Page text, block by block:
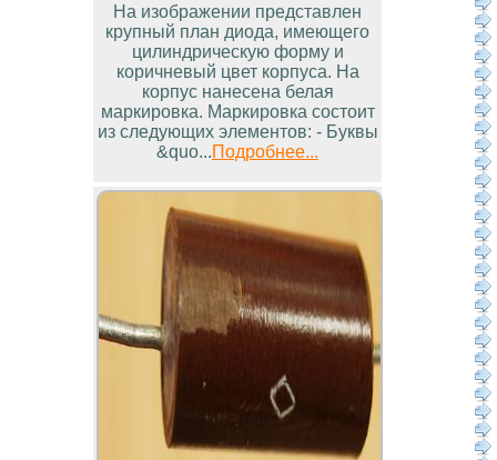
На изображении представлен
крупный план диода, имеющего
цилиндрическую форму и
коричневый цвет корпуса. На
корпус нанесена белая
маркировка. Маркировка состоит
из следующих элементов: - Буквы
&quo...Подробнее...